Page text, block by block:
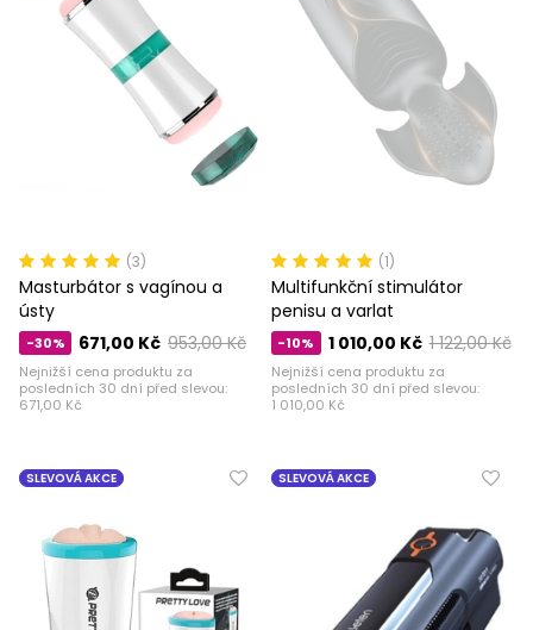
(3)
Masturbátor s vagínou a
ústy
-30% 953,00 Kč
671,00 Kč
Nejnižší cena produktu za
posledních 30 dní před slevou:
671,00 Kč
(1)
Multifunkční stimulátor
penisu a varlat
-10% 1 122,00 Kč
1 010,00 Kč
Nejnižší cena produktu za
posledních 30 dní před slevou:
1 010,00 Kč
SLEVOVÁ AKCE SLEVOVÁ AKCE